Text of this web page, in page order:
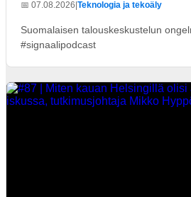
📅 07.08.2026|Teknologia ja tekoäly
Suomalaisen talouskeskustelun
#signaalipodcast